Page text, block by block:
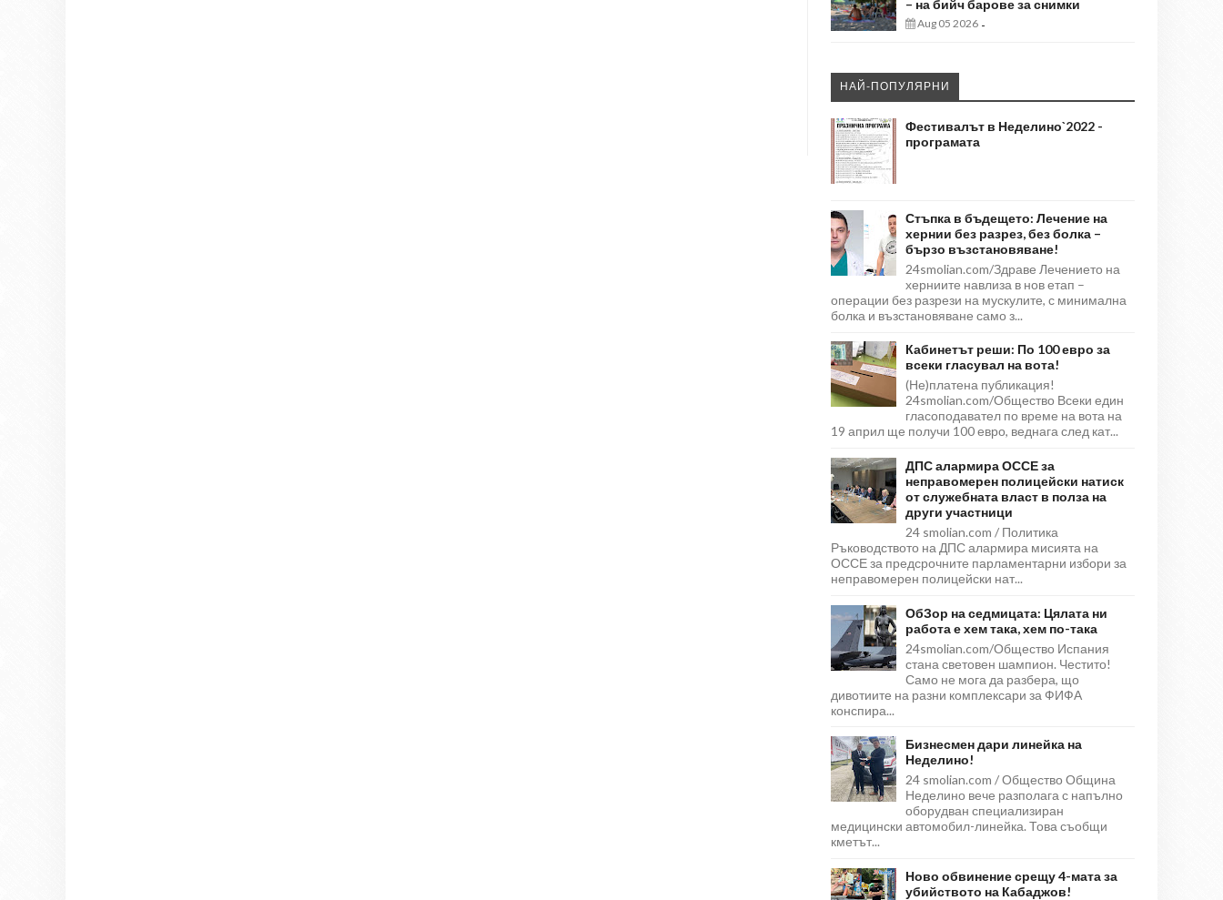
– на бийч барове за снимки
Aug 05 2026 -
НАЙ-ПОПУЛЯРНИ
Фестивалът в Неделино`2022 -
програмата
Стъпка в бъдещето: Лечение на
хернии без разрез, без болка –
бързо възстановяване!
24smolian.com/Здраве Лечението на
херниите навлиза в нов етап –
операции без разрези на мускулите, с минимална
болка и възстановяване само з...
Кабинетът реши: По 100 евро за
всеки гласувал на вота!
(Не)платена публикация!
24smolian.com/Общество Всеки един
гласоподавател по време на вота на
19 април ще получи 100 евро, веднага след кат...
ДПС алармира ОССЕ за
неправомерен полицейски натиск
от служебната власт в полза на
други участници
24 smolian.com / Политика
Ръководството на ДПС алармира мисията на
ОССЕ за предсрочните парламентарни избори за
неправомерен полицейски нат...
ОбЗор на седмицата: Цялата ни
работа е хем така, хем по-така
24smolian.com/Общество Испания
стана световен шампион. Честито!
Само не мога да разбера, що
дивотиите на разни комплексари за ФИФА
конспира...
Бизнесмен дари линейка на
Неделино!
24 smolian.com / Общество Община
Неделино вече разполага с напълно
оборудван специализиран
медицински автомобил-линейка. Това съобщи
кметът...
Ново обвинение срещу 4-мата за
убийството на Кабаджов!